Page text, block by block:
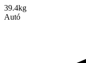
39.4kg
Autó